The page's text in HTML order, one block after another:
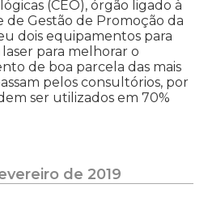
(CEO), órgão ligado à
de Gestão de Promoção da
dois equipamentos para
para melhorar o
de boa parcela das mais
pelos consultórios, por
ser utilizados em 70%
de 2019